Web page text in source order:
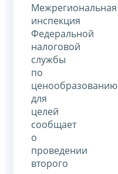
Межрегиональная
инспекция
Федеральной
налоговой
службы
по
ценообразованию
для
целей
сообщает
о
проведении
второго